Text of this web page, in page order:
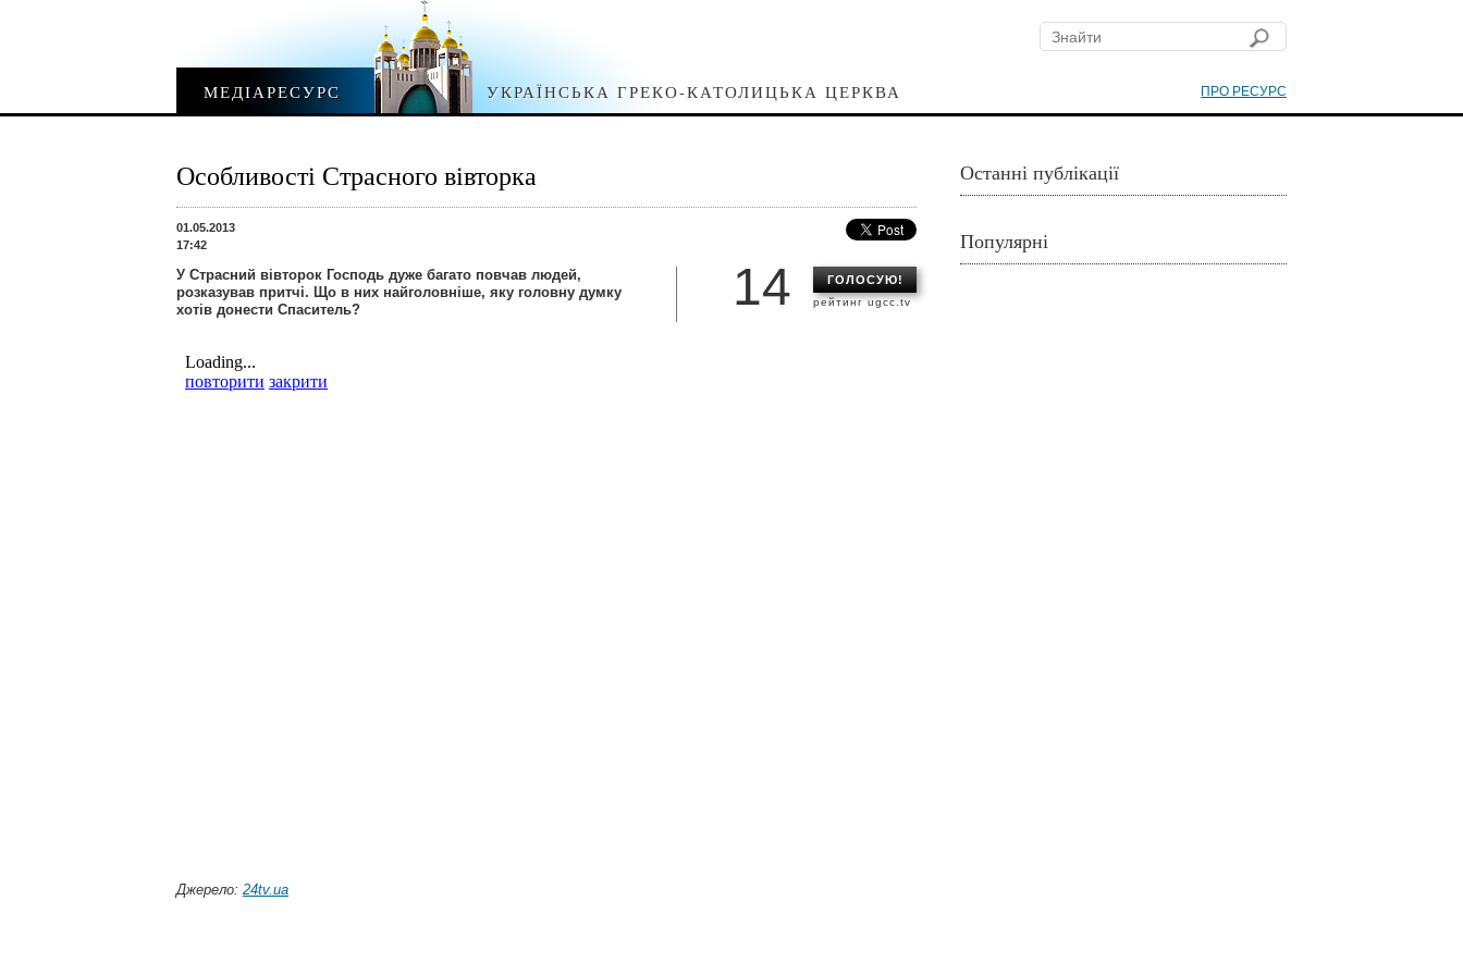
ПРО РЕСУРС
МЕДІАРЕСУРС УКРАЇНСЬКА ГРЕКО-КАТОЛИЦЬКА ЦЕРКВА
Особливості Страсного вівторка
01.05.2013
17:42
ГОЛОСУЮ!
рейтинг ugcc.tv
14
У Страсний вівторок Господь дуже багато повчав людей,
розказував притчі. Що в них найголовніше, яку головну думку
хотів донести Спаситель?
Джерело: 24tv.ua
Останні публікації
Популярні